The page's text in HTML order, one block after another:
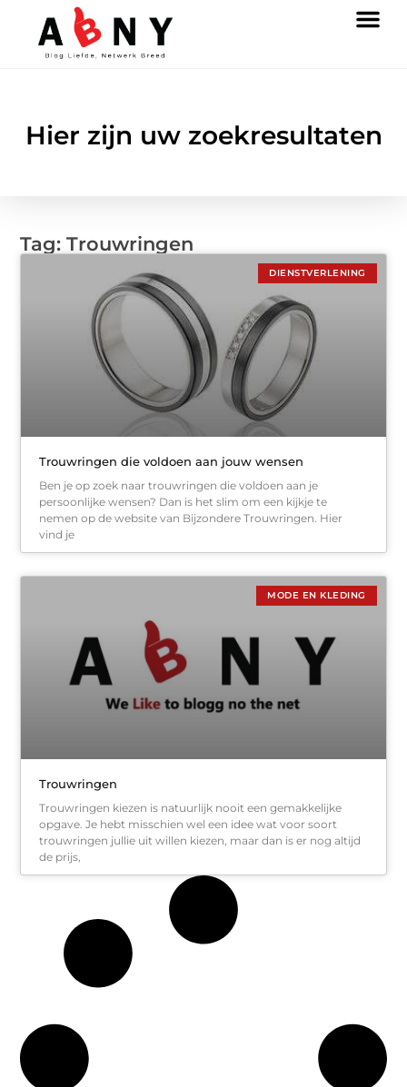
Hier zijn uw zoekresultaten
Tag: Trouwringen
DIENSTVERLENING
Trouwringen die voldoen aan jouw wensen
Ben je op zoek naar trouwringen die voldoen aan je
persoonlijke wensen? Dan is het slim om een kijkje te
nemen op de website van Bijzondere Trouwringen. Hier
vind je
MODE EN KLEDING
Trouwringen
Trouwringen kiezen is natuurlijk nooit een gemakkelijke
opgave. Je hebt misschien wel een idee wat voor soort
trouwringen jullie uit willen kiezen, maar dan is er nog altijd
de prijs,